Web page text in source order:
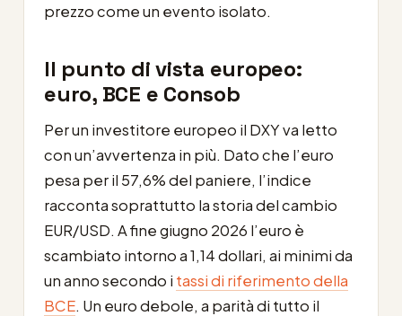
prezzo come un evento isolato.
Il punto di vista europeo:
euro, BCE e Consob
Per un investitore europeo il DXY va letto
con un’avvertenza in più. Dato che l’euro
pesa per il 57,6% del paniere, l’indice
racconta soprattutto la storia del cambio
EUR/USD. A fine giugno 2026 l’euro è
scambiato intorno a 1,14 dollari, ai minimi da
un anno secondo i tassi di riferimento della
BCE. Un euro debole, a parità di tutto il